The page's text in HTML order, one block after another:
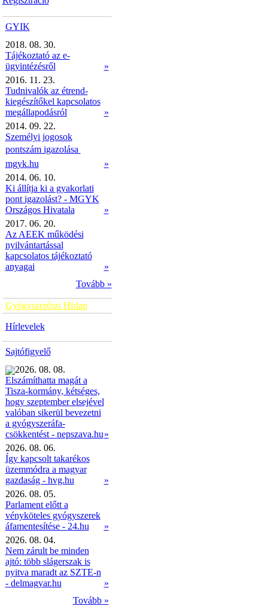
GYIK
2018. 08. 30.
Tájékoztató az e-
ügyintézésről
»
2016. 11. 23.
Tudnivalók az étrend-
kiegészítőkel kapcsolatos
megállapodásról
»
2014. 09. 22.
Személyi jogosok
pontszám igazolása 
mgyk.hu
»
2014. 06. 10.
Ki állítja ki a gyakorlati
pont igazolást? - MGYK
Országos Hivatala
»
2017. 06. 20.
Az AEEK működési
nyilvántartással
kapcsolatos tájékoztató
anyagai
»
Tovább »
Gyógyszerészi Hírlap
Hírlevelek
Sajtófigyelő
2026. 08. 08.
Elszámíthatta magát a
Tisza-kormány, kétséges,
hogy szeptember elsejével
valóban sikerül bevezetni
a gyógyszeráfa-
csökkentést - nepszava.hu»
2026. 08. 06.
Így kapcsolt takarékos
üzemmódra a magyar
gazdaság - hvg.hu
»
2026. 08. 05.
Parlament előtt a
vényköteles gyógyszerek
áfamentesítése - 24.hu
»
2026. 08. 04.
Nem zárult be minden
ajtó: több slágerszak is
nyitva maradt az SZTE-n
- delmagyar.hu
»
Tovább »